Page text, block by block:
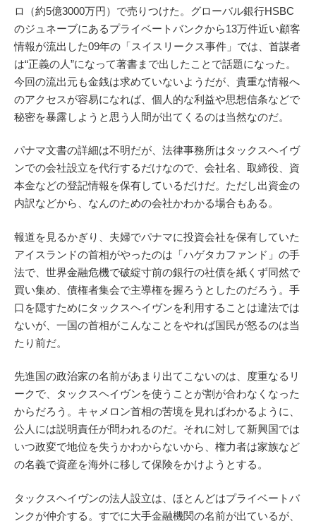
ロ（約5億3000万円）で売りつけた。グローバル銀行HSBC
のジュネーブにあるプライベートバンクから13万件近い顧客
情報が流出した09年の「スイスリークス事件」では、首謀者
は“正義の人”になって著書まで出したことで話題になった。
今回の流出元も金銭は求めていないようだが、貴重な情報へ
のアクセスが容易になれば、個人的な利益や思想信条などで
秘密を暴露しようと思う人間が出てくるのは当然なのだ。
パナマ文書の詳細は不明だが、法律事務所はタックスヘイヴ
ンでの会社設立を代行するだけなので、会社名、取締役、資
本金などの登記情報を保有しているだけだ。ただし出資金の
内訳などから、なんのための会社かわかる場合もある。
報道を見るかぎり、夫婦でパナマに投資会社を保有していた
アイスランドの首相がやったのは「ハゲタカファンド」の手
法で、世界金融危機で破綻寸前の銀行の社債を紙くず同然で
買い集め、債権者集会で主導権を握ろうとしたのだろう。手
口を隠すためにタックスヘイヴンを利用することは違法では
ないが、一国の首相がこんなことをやれば国民が怒るのは当
たり前だ。
先進国の政治家の名前があまり出てこないのは、度重なるリ
ークで、タックスヘイヴンを使うことが割が合わなくなった
からだろう。キャメロン首相の苦境を見ればわかるように、
公人には説明責任が問われるのだ。それに対して新興国では
いつ政変で地位を失うかわからないから、権力者は家族など
の名義で資産を海外に移して保険をかけようとする。
タックスヘイヴンの法人設立は、ほとんどはプライベートバ
ンクが仲介する。すでに大手金融機関の名前が出ているが、